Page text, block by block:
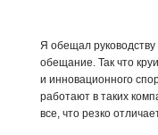
Я обещал
обещание. Так что
и инновационного
работают в таких
все, что резко